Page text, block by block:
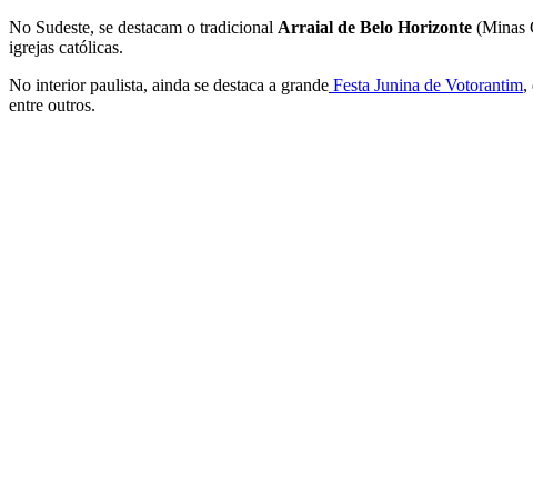
No Sudeste, se destacam o tradicional Arraial de Belo Horizonte (Minas
igrejas católicas.
No interior paulista, ainda se destaca a grande Festa Junina de Votorantim,
entre outros.